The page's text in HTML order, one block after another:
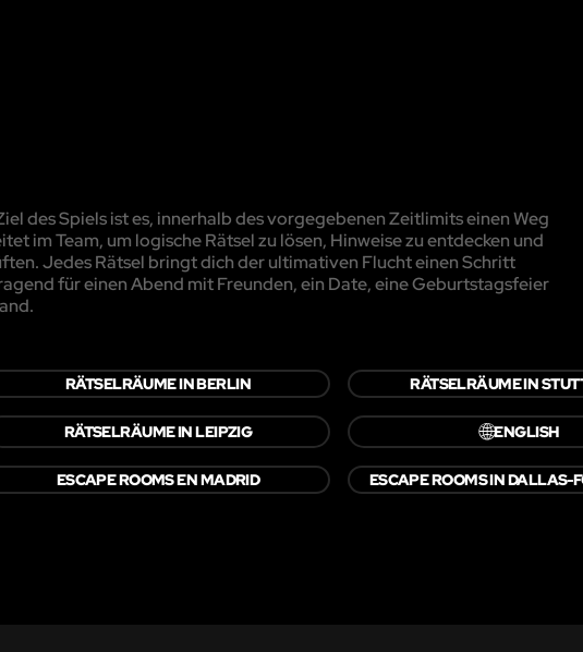
des Spiels ist es, innerhalb des vorgegebenen Zeitlimits einen Weg
im Team, um logische Rätsel zu lösen, Hinweise zu entdecken und
Jedes Rätsel bringt dich der ultimativen Flucht einen Schritt
für einen Abend mit Freunden, ein Date, eine Geburtstagsfeier
RÄTSELRÄUME IN BERLIN RÄTSELRÄUME IN
RÄTSELRÄUME IN LEIPZIG 🌐ENGLISH
ESCAPE ROOMS EN MADRID ESCAPE ROOMS IN DALLAS-